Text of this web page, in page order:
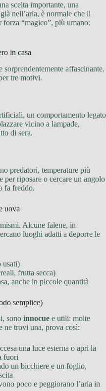
scelta importante, una
nell’aria, è normale che il
“magico”, più umano:
in casa
affascinante.
tre motivi.
un comportamento legato
vicino a lampade,
di sera.
predatori, temperature più
per riposare o cercare un angolo
fa freddo.
uova
Alcune falene, in
luoghi adatti a deporre le
usati)
frutta secca)
anche in piccole quantità
semplice)
sono innocue e utili: molte
ne trovi una, prova così:
una luce esterna o apri la
fuori
un bicchiere e un foglio,
poco e peggiorano l’aria in